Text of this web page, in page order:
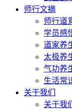
师行文摘
师行道
学员感
道家养
太极养
气功养
生活常
关于我们
关于我们